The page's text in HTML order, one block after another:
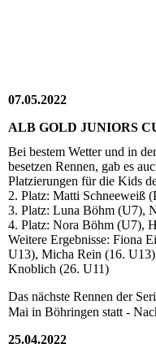
07.05.2022
ALB GOLD JUNIORS
Bei bestem Wetter und in
besetzen Rennen, gab es
Platzierungen für die Kids
2. Platz: Matti Schneeweiß
3. Platz: Luna Böhm (U7),
4. Platz: Nora Böhm (U7),
Weitere Ergebnisse: Fiona
U13), Micha Rein (16.
Knoblich (26. U11)
Das nächste Rennen der
Mai in Böhringen statt -
25.04.2022